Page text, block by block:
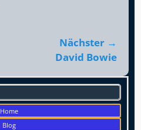
Nächster →
David Bowie
Home
Blog